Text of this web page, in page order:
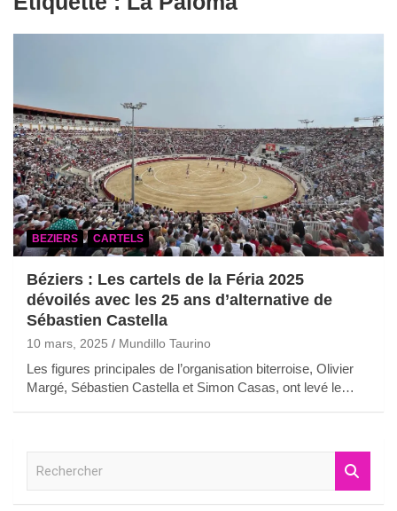
BEZIERS CARTELS
Béziers : Les cartels de la Féria 2025
dévoilés avec les 25 ans d’alternative de
Sébastien Castella
10 mars, 2025 Mundillo Taurino
Les figures principales de l’organisation biterroise, Olivier
Margé, Sébastien Castella et Simon Casas, ont levé le…